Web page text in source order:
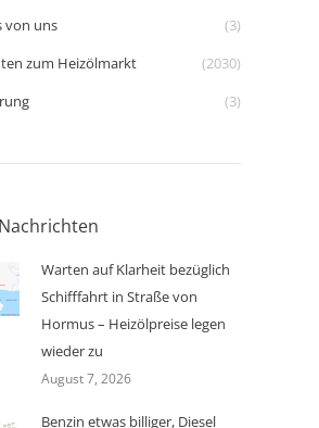
von uns
(3)
zum Heizölmarkt
(2030)
(3)
Warten auf Klarheit bezüglich
Schifffahrt in Straße von
Hormus – Heizölpreise legen
wieder zu
August 7, 2026
Benzin etwas billiger, Diesel